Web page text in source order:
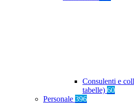
Consulenti e
tabelle) 60
Personale 396